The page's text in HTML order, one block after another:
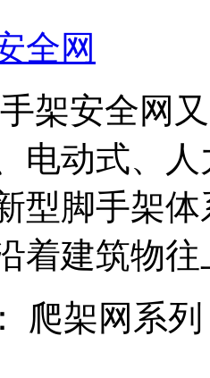
全网
架安全网
电动式、
型脚手架
着建筑物往
爬架网系列